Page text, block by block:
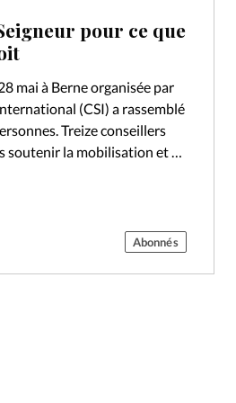
pour ce que
mai à Berne organisée par
(CSI) a rassemblé
Treize conseillers
soutenir la mobilisation et se
Abonnés